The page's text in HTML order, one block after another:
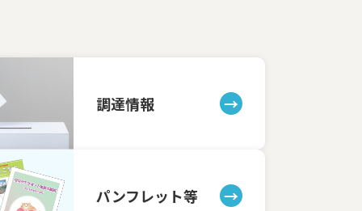
調達情報
パンフレット等